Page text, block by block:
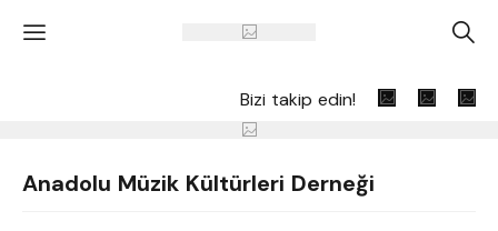
' A
Bizi takip edin!
Anadolu Müzik Kültürleri Derneği